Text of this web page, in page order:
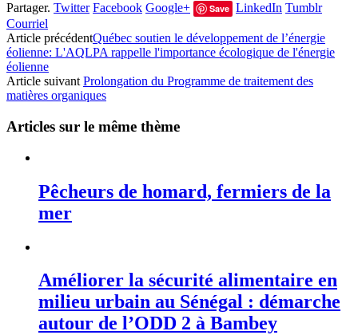
Partager. Twitter Facebook Google+ Save LinkedIn Tumblr
Courriel
Article précédentQuébec soutien le développement de l’énergie
éolienne: L'AQLPA rappelle l'importance écologique de l'énergie
éolienne
Article suivant Prolongation du Programme de traitement des
matières organiques
Articles sur le même thème
Pêcheurs de homard, fermiers de la
mer
Améliorer la sécurité alimentaire en
milieu urbain au Sénégal : démarche
autour de l’ODD 2 à Bambey